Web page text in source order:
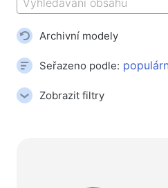
Koberečky na myš
Herní soustavy
Gamepady
Herní myše
Herní streamovací mikrofony
Seřazeno podle:
Archivní modely
Zobrazit filtry